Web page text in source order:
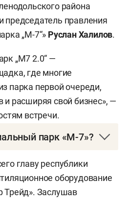
района
и председатель правления
„М-7“» Руслан Халилов.
„М7 2.0“ —
где многие
парка первой очереди,
и расширяя свой бизнес», —
встречи.
парк «М-7»?
он уже более 15 лет — с
расположена в
площадью 39
главу республики
оборудование
Трейд». Заслушав